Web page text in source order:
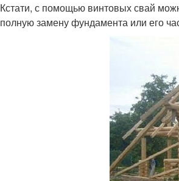
Кстати, с помощью винтовых свай
полную замену фундамента или его